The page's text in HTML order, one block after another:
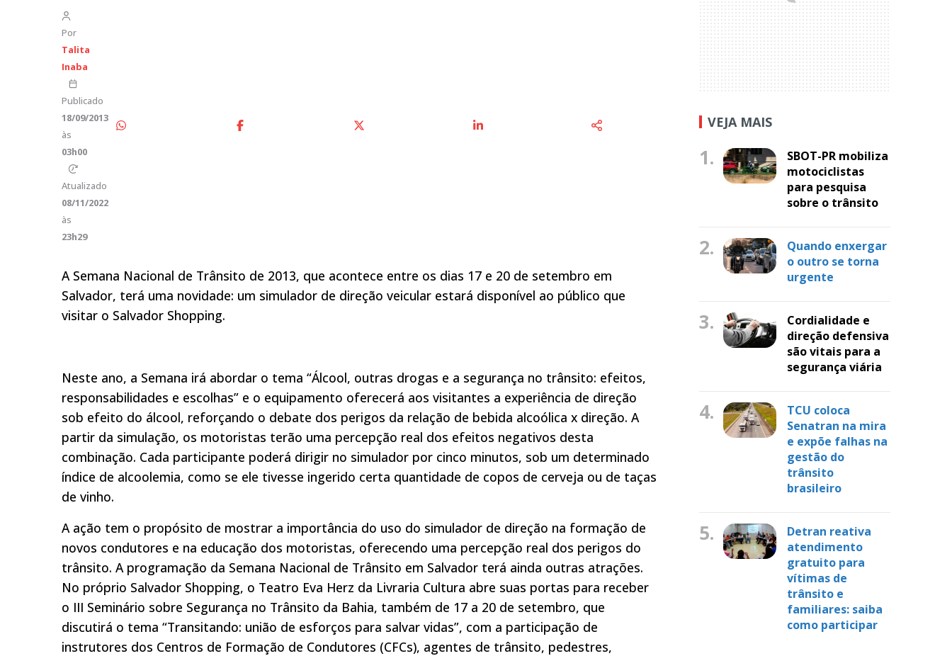
Por
Talita
Inaba
Publicado
18/09/2013
às
03h00
Atualizado
08/11/2022
às
23h29
A Semana Nacional de Trânsito de 2013, que acontece entre os dias 17 e 20 de setembro em
Salvador, terá uma novidade: um simulador de direção veicular estará disponível ao público que
visitar o Salvador Shopping.
Neste ano, a Semana irá abordar o tema “Álcool, outras drogas e a segurança no trânsito: efeitos,
responsabilidades e escolhas” e o equipamento oferecerá aos visitantes a experiência de direção
sob efeito do álcool, reforçando o debate dos perigos da relação de bebida alcoólica x direção. A
partir da simulação, os motoristas terão uma percepção real dos efeitos negativos desta
combinação. Cada participante poderá dirigir no simulador por cinco minutos, sob um determinado
índice de alcoolemia, como se ele tivesse ingerido certa quantidade de copos de cerveja ou de taças
de vinho.
A ação tem o propósito de mostrar a importância do uso do simulador de direção na formação de
novos condutores e na educação dos motoristas, oferecendo uma percepção real dos perigos do
trânsito. A programação da Semana Nacional de Trânsito em Salvador terá ainda outras atrações.
No próprio Salvador Shopping, o Teatro Eva Herz da Livraria Cultura abre suas portas para receber
o III Seminário sobre Segurança no Trânsito da Bahia, também de 17 a 20 de setembro, que
discutirá o tema “Transitando: união de esforços para salvar vidas”, com a participação de
instrutores dos Centros de Formação de Condutores (CFCs), agentes de trânsito, pedestres,
VEJA MAIS
1.
SBOT-PR mobiliza
motociclistas
para pesquisa
sobre o trânsito
2.
Quando enxergar
o outro se torna
urgente
3.
Cordialidade e
direção defensiva
são vitais para a
segurança viária
4.
TCU coloca
Senatran na mira
e expõe falhas na
gestão do
trânsito
brasileiro
5.
Detran reativa
atendimento
gratuito para
vítimas de
trânsito e
familiares: saiba
como participar